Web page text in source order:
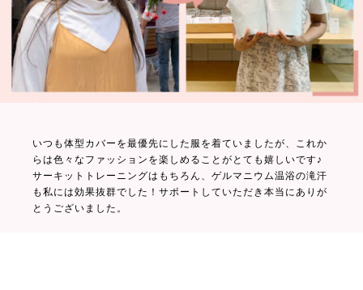
いつも体型カバーを最優先にした服を着ていましたが、これか
らは色々なファッションを楽しめることがとても嬉しいです♪
サーキットトレーニングはもちろん、ゲルマニウム温浴の滝汗
も私には効果抜群でした！サポートしていただき本当にありが
とうございました。